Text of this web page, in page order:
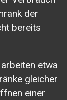
der
bereits
etwa
gleicher
einer